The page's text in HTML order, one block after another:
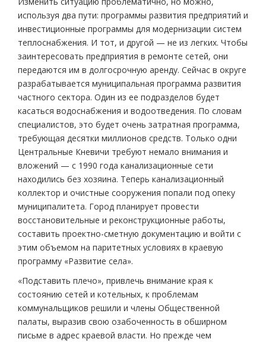
используя два пути: программы развития предприятий и
инвестиционные программы для модернизации систем
теплоснабжения. И тот, и другой — не из легких. Чтобы
заинтересовать предприятия в ремонте сетей, они
передаются им в долгосрочную аренду. Сейчас в округе
разрабатывается муниципальная программа развития
частного сектора. Один из ее подразделов будет
касаться водоснабжения и водоотведения. По словам
специалистов, это будет очень затратная программа,
требующая десятки миллионов средств. Только одни
Центральные Кневичи требуют немало внимания и
вложений — с 1990 года канализационные сети
находились без хозяина. Теперь канализационный
коллектор и очистные сооружения попали под опеку
муниципалитета. Город планирует провести
восстановительные и реконструкционные работы,
составить проектно-сметную документацию и войти с
этим объемом на паритетных условиях в краевую
программу «Развитие села».
«Подставить плечо», привлечь внимание края к
состоянию сетей и котельных, к проблемам
коммунальщиков решили и члены Общественной
палаты, выразив свою озабоченность в обширном
письме в адрес краевой власти. Но прежде чем